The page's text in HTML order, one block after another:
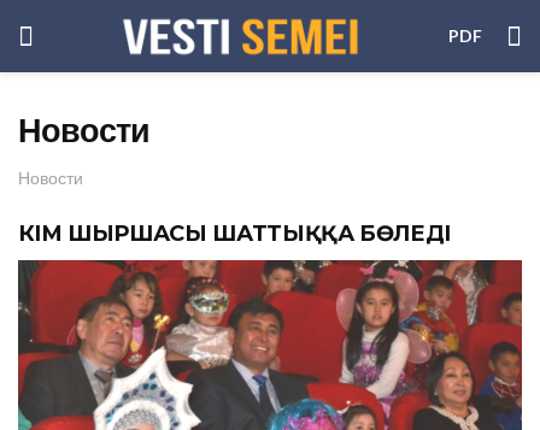
PDF
Новости
Новости
ӘКІМ ШЫРШАСЫ ШАТТЫҚҚА БӨЛЕДІ